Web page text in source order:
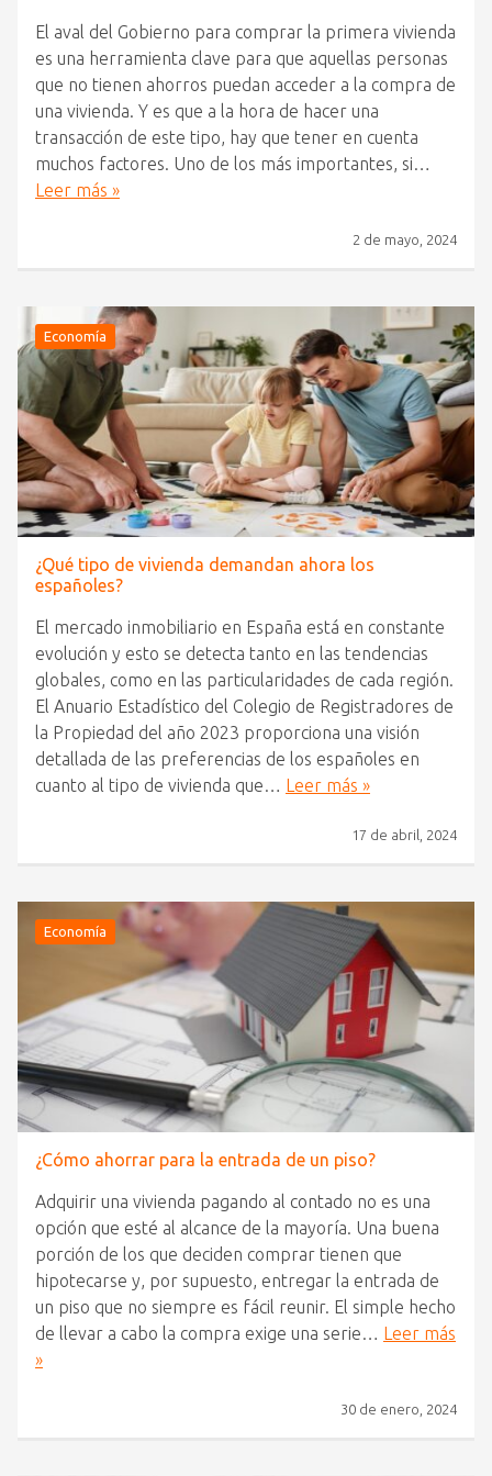
El aval del Gobierno para comprar la primera vivienda
es una herramienta clave para que aquellas personas
que no tienen ahorros puedan acceder a la compra de
una vivienda. Y es que a la hora de hacer una
transacción de este tipo, hay que tener en cuenta
muchos factores. Uno de los más importantes, si…
Leer más »
2 de mayo, 2024
Economía
¿Qué tipo de vivienda demandan ahora los
españoles?
El mercado inmobiliario en España está en constante
evolución y esto se detecta tanto en las tendencias
globales, como en las particularidades de cada región.
El Anuario Estadístico del Colegio de Registradores de
la Propiedad del año 2023 proporciona una visión
detallada de las preferencias de los españoles en
cuanto al tipo de vivienda que… Leer más »
17 de abril, 2024
Economía
¿Cómo ahorrar para la entrada de un piso?
Adquirir una vivienda pagando al contado no es una
opción que esté al alcance de la mayoría. Una buena
porción de los que deciden comprar tienen que
hipotecarse y, por supuesto, entregar la entrada de
un piso que no siempre es fácil reunir. El simple hecho
de llevar a cabo la compra exige una serie… Leer más
»
30 de enero, 2024